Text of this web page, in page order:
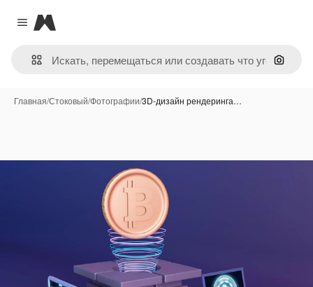
Close menu
Magnific
Поиск
Главная/Стоковый/Фотографии/3D-дизайн рендеринга…